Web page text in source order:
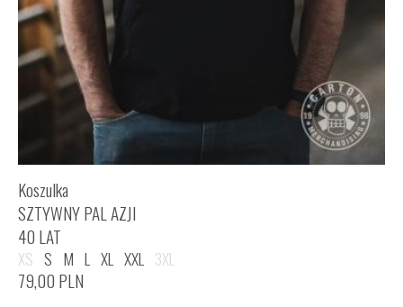
Koszulka
SZTYWNY PAL AZJI
40 LAT
XS S M L XL XXL 3XL
79,00 PLN